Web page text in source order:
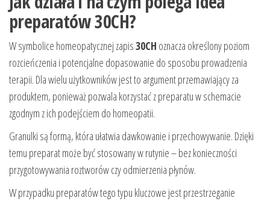
preparatów 30CH?
W symbolice homeopatycznej zapis30CH oznacza określony poziom
rozcieńczenia i potencjalne dopasowanie do sposobu prowadzenia
terapii. Dla wielu użytkowników jest to argument przemawiający za
produktem, ponieważ pozwala korzystać z preparatu w schemacie
zgodnym z ich podejściem do homeopatii.
Granulki są formą, która ułatwia dawkowanie i przechowywanie. Dzięki
temu preparat może być stosowany w rutynie – bez konieczności
przygotowywania roztworów czy odmierzenia płynów.
W przypadku preparatów tego typu kluczowe jest przestrzeganie